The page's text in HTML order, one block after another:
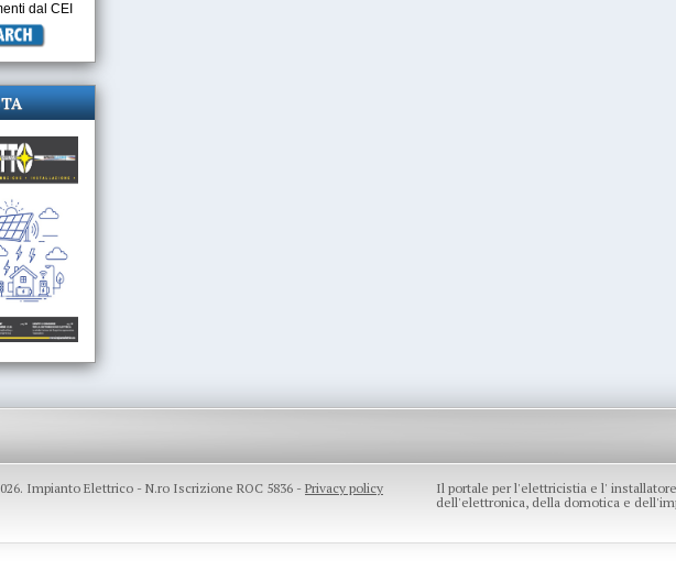
dal CEI
Impianto Elettrico - N.ro Iscrizione ROC 5836 - Privacy policy
Il portale per l'elettricistia e l'
dell'elettronica, della domotica e